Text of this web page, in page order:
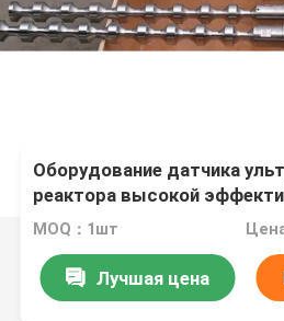
Оборудование датчика
реактора высокой
MOQ：1шт
Лучшая цена